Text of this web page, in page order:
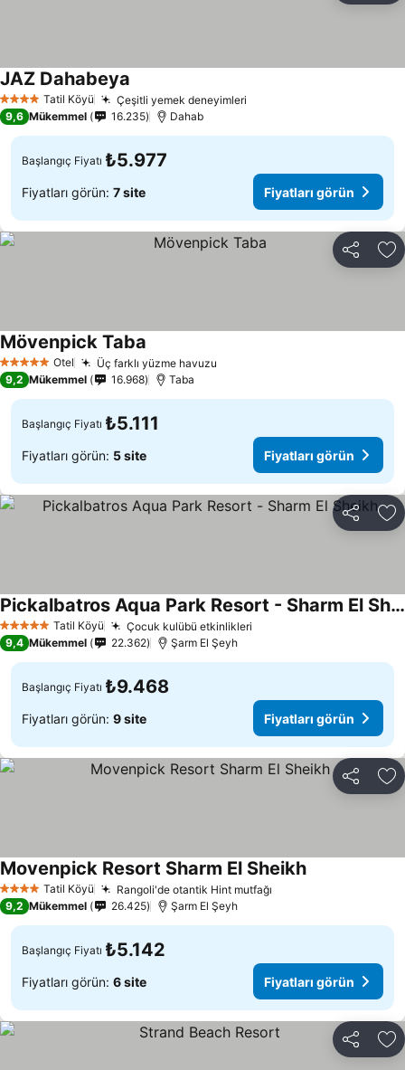
4 Yıldız Tatil Köyü Çeşitli yemek deneyimleri
JAZ Dahabeya
9,6 Mükemmel 16.235 Dahab
Başlangıç Fiyatı ₺5.977
Fiyatları görün: 7 site Fiyatları görün
Paylaş
5 Yıldız Otel Üç farklı yüzme havuzu
Mövenpick Taba
9,2 Mükemmel 16.968 Taba
Başlangıç Fiyatı ₺5.111
Fiyatları görün: 5 site Fiyatları görün
Paylaş
5 Yıldız Tatil Köyü Çocuk kulübü etkinlikleri
Pickalbatros Aqua Park Resort - Sharm El Sheikh
9,4 Mükemmel 22.362 Şarm El Şeyh
Başlangıç Fiyatı ₺9.468
Fiyatları görün: 9 site Fiyatları görün
Paylaş
4 Yıldız Tatil Köyü Rangoli'de otantik Hint mutfağı
Movenpick Resort Sharm El Sheikh
9,2 Mükemmel 26.425 Şarm El Şeyh
Başlangıç Fiyatı ₺5.142
Fiyatları görün: 6 site Fiyatları görün
Paylaş